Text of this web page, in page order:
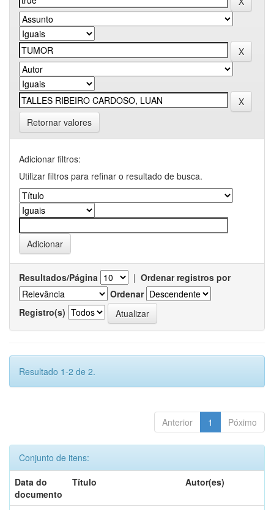
Retornar valores
Adicionar filtros:
Utilizar filtros para refinar o resultado de busca.
Resultados/Página | Ordenar registros por
Ordenar
Registro(s)
Resultado 1-2 de 2.
Anterior 1 Póximo
Conjunto de itens:
Data do
documento
Título Autor(es)